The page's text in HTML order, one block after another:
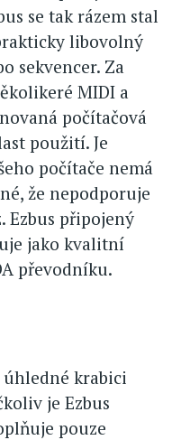
se tak rázem stal
libovolný
sekvencer. Za
MIDI a
počítačová
použití. Je
počítače nemá
že nepodporuje
Ezbus připojený
jako kvalitní
převodníku.
krabici
je Ezbus
pouze